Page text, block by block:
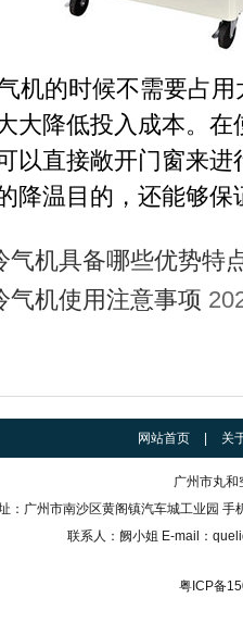
机的时候不需要占
大降低投入成本。
以直接敞开门窗来
降温目的，还能够
气机具备哪些优势特
气机使用注意事项
网站首页 关
广州市丸
：广州市南沙区黄阁镇汽车城工业园 手
联系人：阙小姐 E-mail ：
粤ICP备